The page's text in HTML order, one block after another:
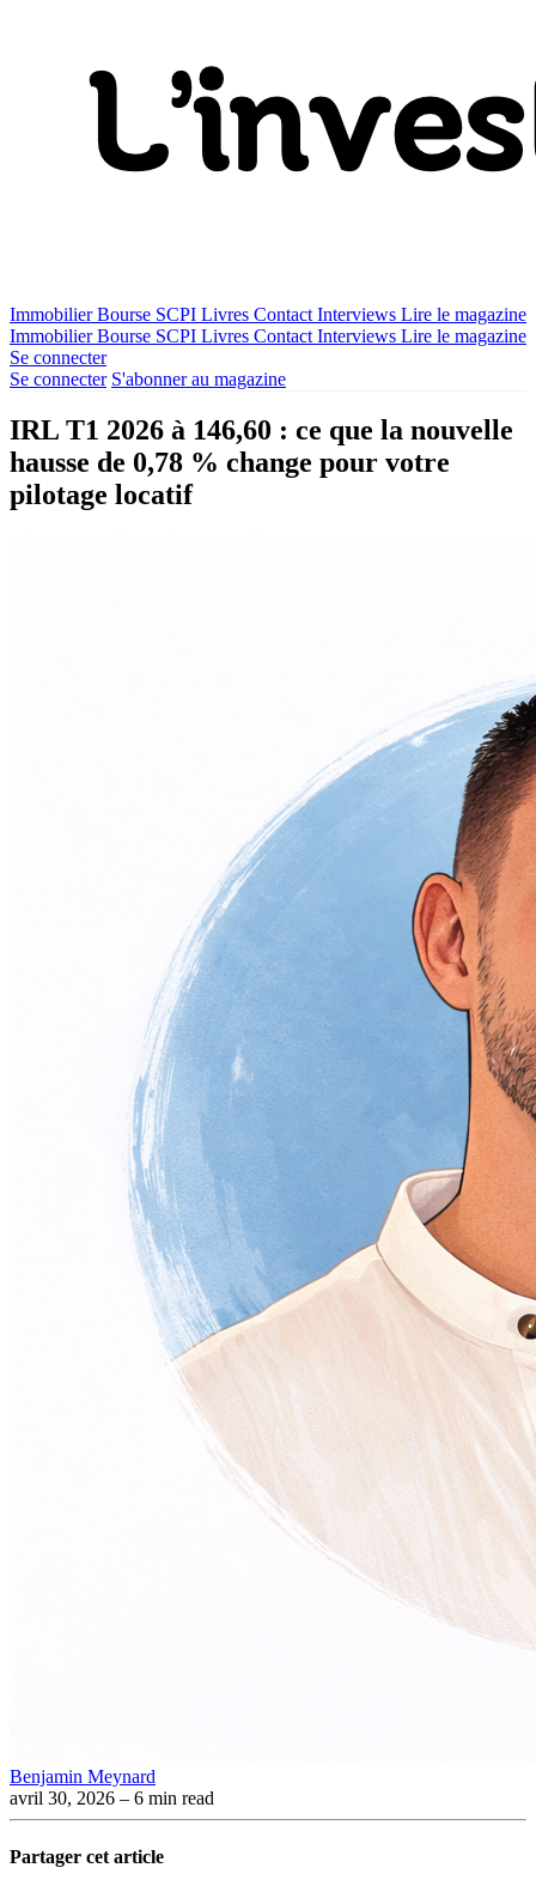
ImmobilierBourse SCPI Livres Contact Interviews Lire le magazine
ImmobilierBourse SCPI Livres Contact Interviews Lire le magazine
Se connecter
Se connecter S'abonner au magazine
IRL T1 2026 à 146,60 : ce que la nouvelle
hausse de 0,78 % change pour votre
pilotage locatif
Benjamin Meynard
avril 30, 2026 – 6 min read
Partager cet article